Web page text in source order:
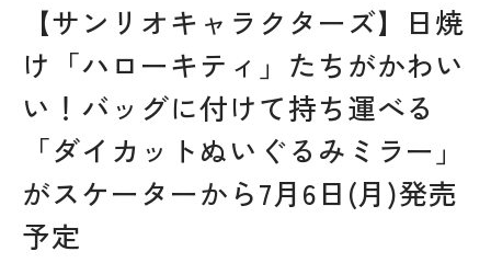
【サンリオキャラクターズ】日焼
け「ハローキティ」たちがかわい
い！バッグに付けて持ち運べる
「ダイカットぬいぐるみミラー」
がスケーターから7月6日(月)発売
予定